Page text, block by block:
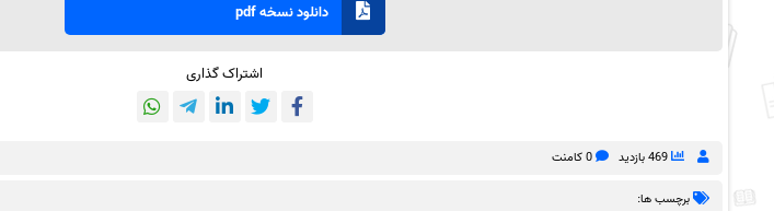
دانلود نسخه pdf
اشتراک گذاری
469 بازدید 0 کامنت
برچسب ها: